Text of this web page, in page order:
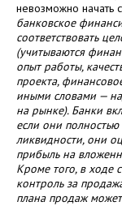
невозможно начать
банковское
соответствовать
(учитываются
опыт работы,
проекта,
иными словами —
на рынке). Банки
если они
ликвидности, они
прибыль на
Кроме того, в ходе
контроль за
плана продаж